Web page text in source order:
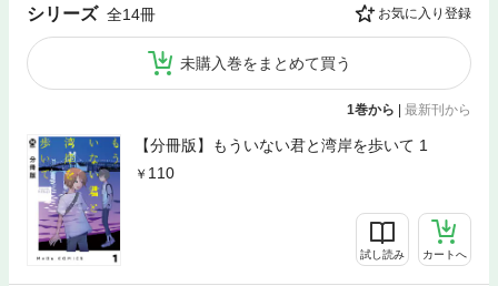
シリーズ 全14冊 お気に入り登録
未購入巻をまとめて買う
1巻から | 最新刊から
【分冊版】もういない君と湾岸を歩いて 1
110
試し読み カートへ